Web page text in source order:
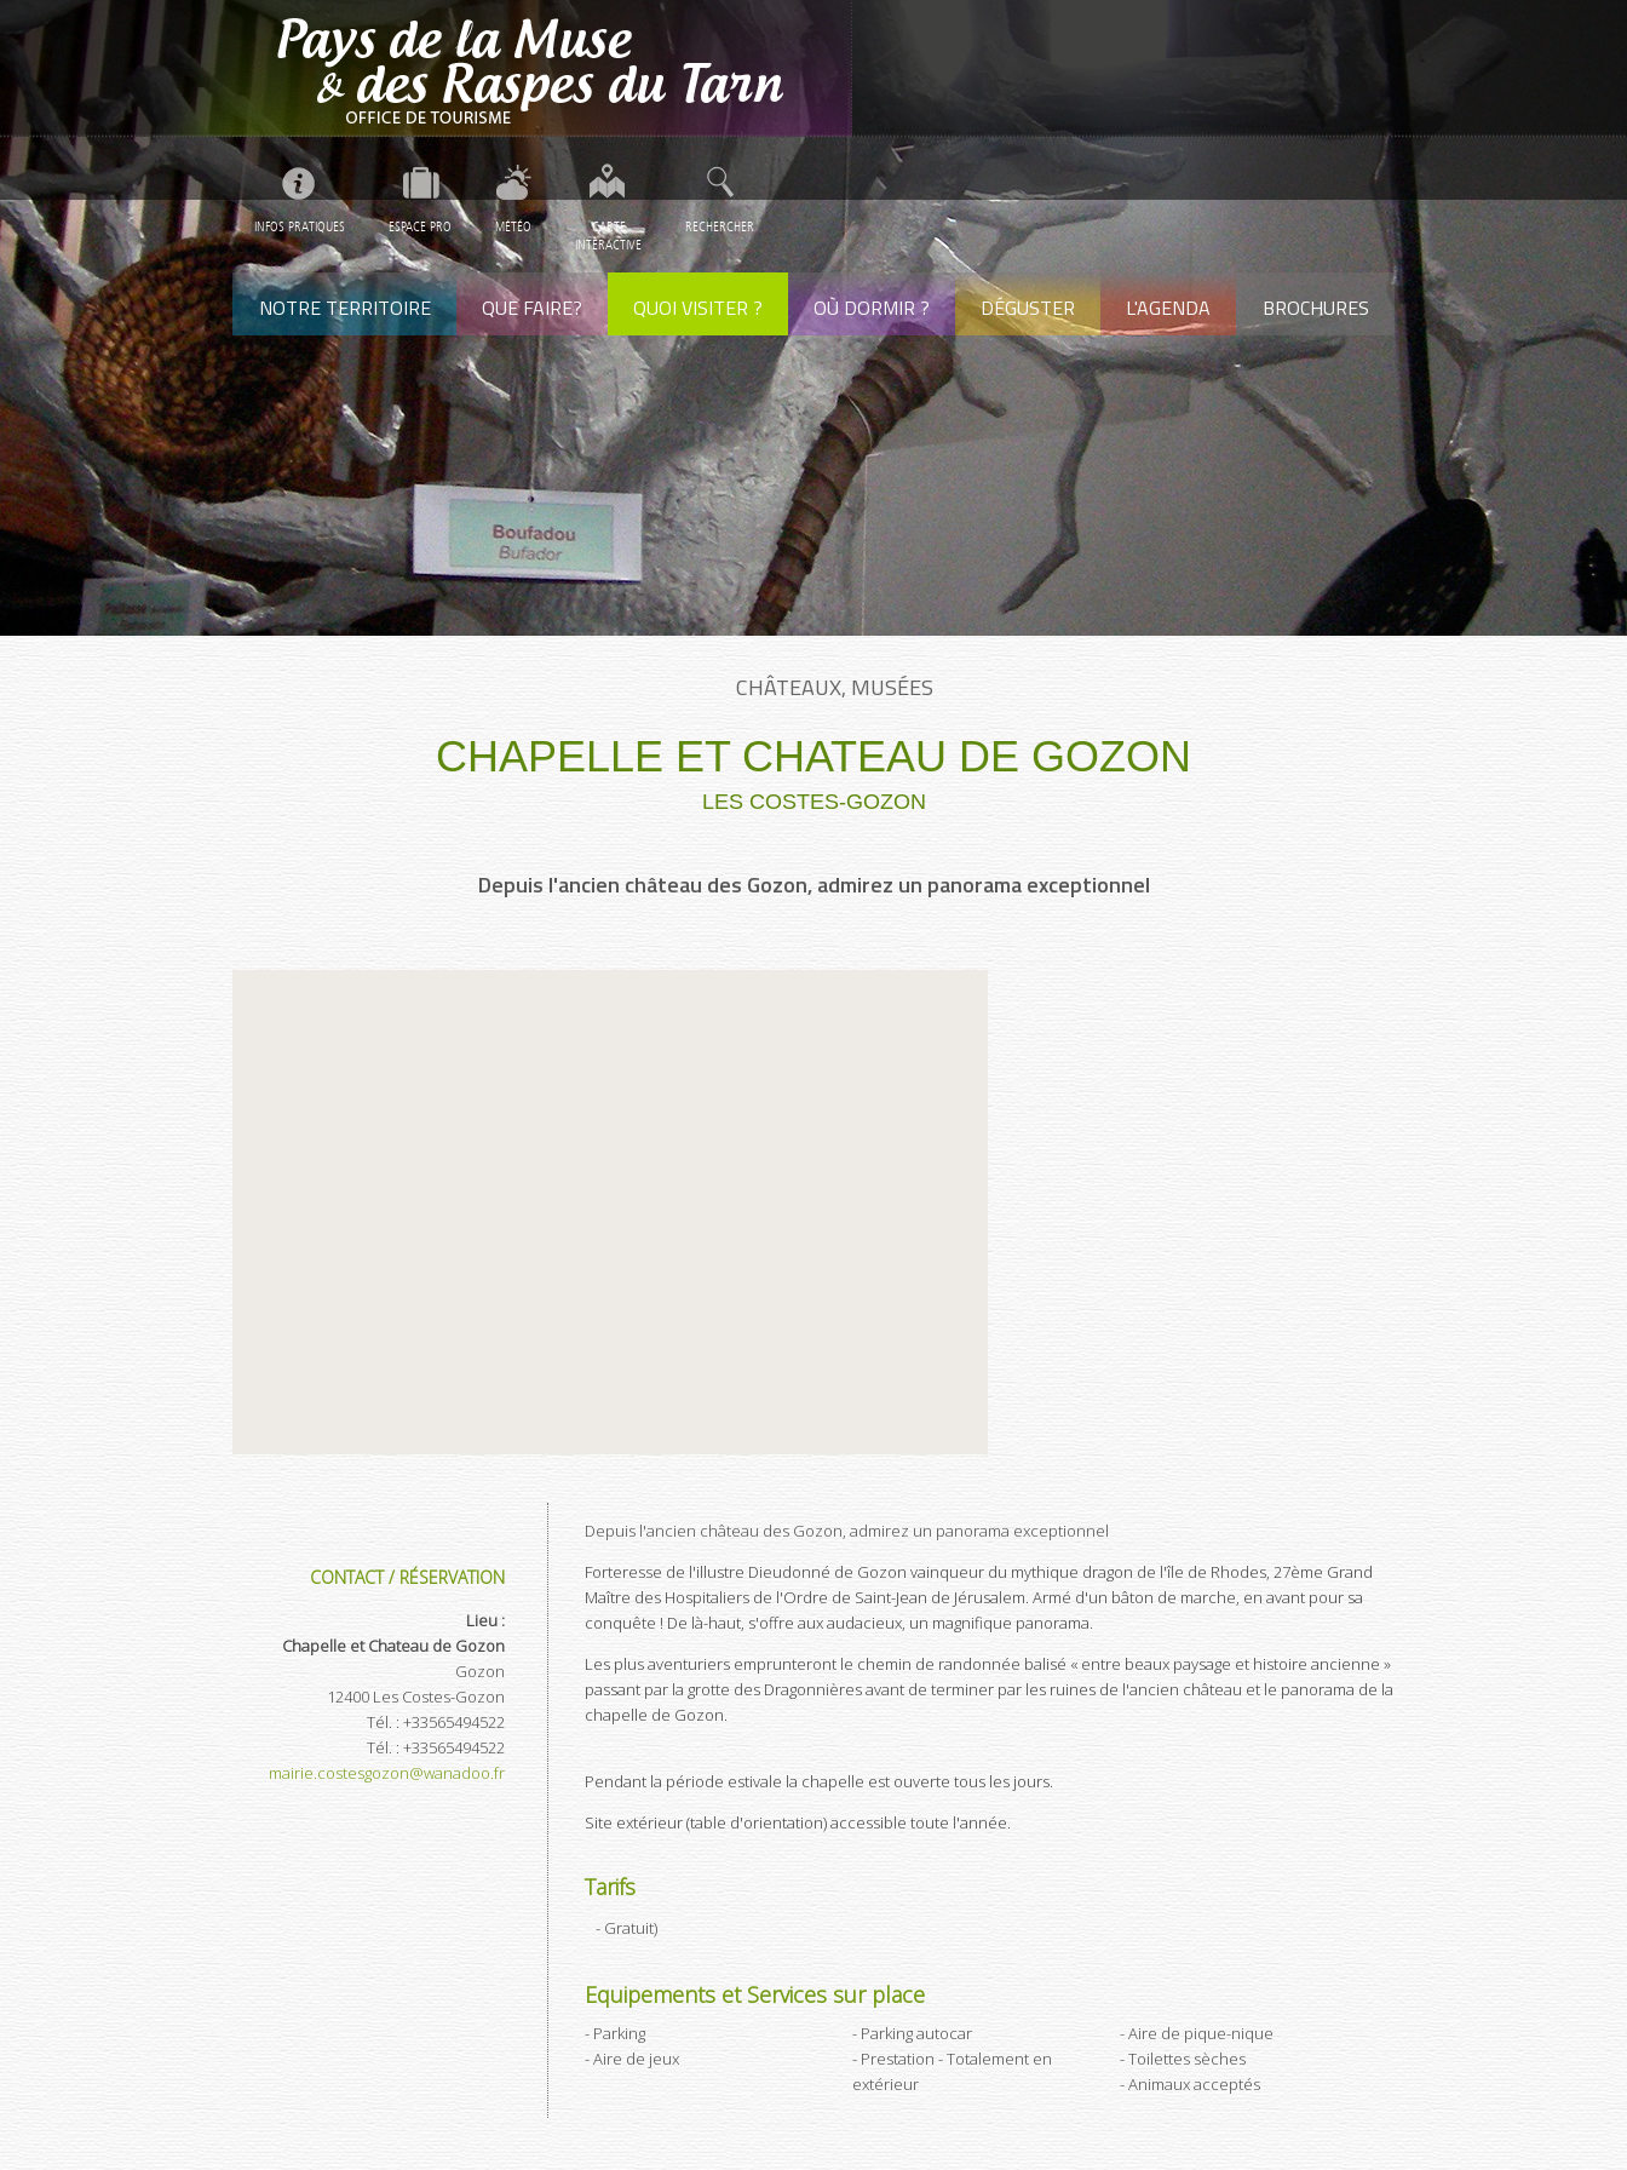
INFOS PRATIQUES ESPACE PRO MÉTÉO
CARTE
INTERACTIVE
RECHERCHER
NOTRE TERRITOIRE QUE FAIRE? QUOI VISITER ? OÙ DORMIR ? DÉGUSTER L'AGENDA BROCHURES
CHÂTEAUX, MUSÉES
CHAPELLE ET CHATEAU DE GOZON
LES COSTES-GOZON
Depuis l'ancien château des Gozon, admirez un panorama exceptionnel
CONTACT / RÉSERVATION
Lieu :
Chapelle et Chateau de Gozon
Gozon
12400 Les Costes-Gozon
Tél. : +33565494522
Tél. : +33565494522
mairie.costesgozon@wanadoo.fr
Depuis l'ancien château des Gozon, admirez un panorama exceptionnel
Forteresse de l'illustre Dieudonné de Gozon vainqueur du mythique dragon de l'île de Rhodes, 27ème Grand
Maître des Hospitaliers de l'Ordre de Saint-Jean de Jérusalem. Armé d'un bâton de marche, en avant pour sa
conquête ! De là-haut, s'offre aux audacieux, un magnifique panorama.
Les plus aventuriers emprunteront le chemin de randonnée balisé « entre beaux paysage et histoire ancienne »
passant par la grotte des Dragonnières avant de terminer par les ruines de l'ancien château et le panorama de la
chapelle de Gozon.
Pendant la période estivale la chapelle est ouverte tous les jours.
Site extérieur (table d'orientation) accessible toute l'année.
Tarifs
- Gratuit)
Equipements et Services sur place
Parking Parking autocar
Aire de pique-nique
Aire de jeux
Prestation - Totalement en
extérieur
Toilettes sèches
Animaux acceptés